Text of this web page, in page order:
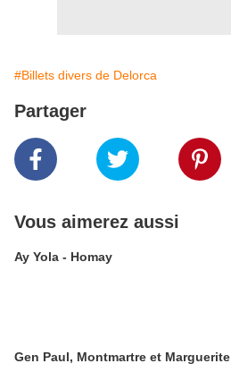
#Billets divers de Delorca
Partager
Vous aimerez aussi
Ay Yola - Homay
Gen Paul, Montmartre et Marguerite